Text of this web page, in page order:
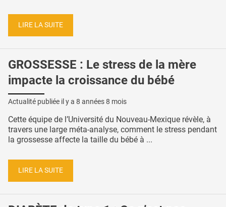
LIRE LA SUITE
GROSSESSE : Le stress de la mère
impacte la croissance du bébé
Actualité publiée il y a 8 années 8 mois
Cette équipe de l’Université du Nouveau-Mexique révèle, à
travers une large méta-analyse, comment le stress pendant
la grossesse affecte la taille du bébé à ...
LIRE LA SUITE